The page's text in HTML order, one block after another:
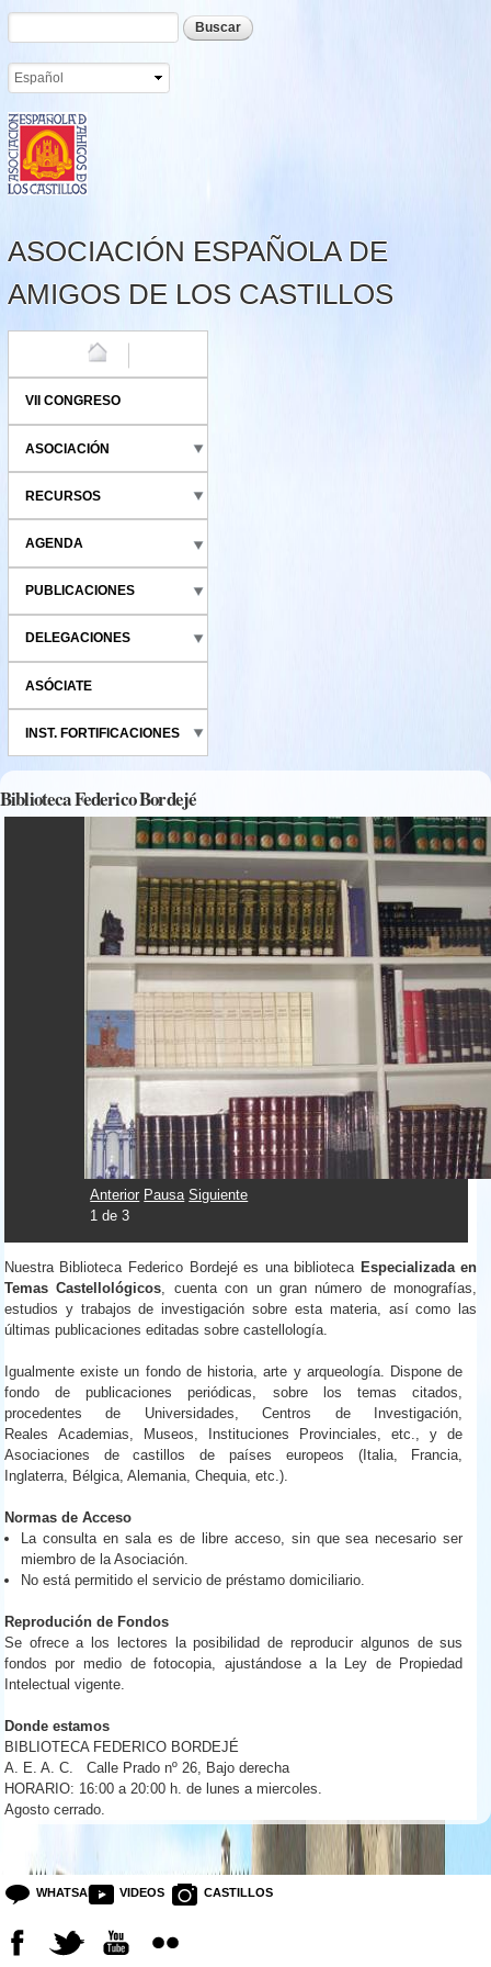
Pasar al
contenido
Formulario de búsqueda
Buscar
ASOCIACIÓN ESPAÑOLA DE
AMIGOS DE LOS CASTILLOS
VII CONGRESO
ASOCIACIÓN
RECURSOS
AGENDA
PUBLICACIONES
DELEGACIONES
ASÓCIATE
INST. FORTIFICACIONES
Biblioteca Federico Bordejé
Anterior Pausa Siguiente
1 de3
Nuestra Biblioteca Federico Bordejé es una biblioteca Especializada en
Temas Castellológicos, cuenta con un gran número de monografías,
estudios y trabajos de investigación sobre esta materia, así como las
últimas publicaciones editadas sobre castellología.
Igualmente existe un fondo de historia, arte y arqueología. Dispone de
fondo de publicaciones periódicas, sobre los temas citados,
procedentes de Universidades, Centros de Investigación,
Reales Academias, Museos, Instituciones Provinciales, etc., y de
Asociaciones de castillos de países europeos (Italia, Francia,
Inglaterra, Bélgica, Alemania, Chequia, etc.).
Normas de Acceso
La consulta en sala es de libre acceso, sin que sea necesario ser
miembro de la Asociación.
No está permitido el servicio de préstamo domiciliario.
Reprodución de Fondos
Se ofrece a los lectores la posibilidad de reproducir algunos de sus
fondos por medio de fotocopia, ajustándose a la Ley de Propiedad
Intelectual vigente.
Donde estamos
BIBLIOTECA FEDERICO BORDEJÉ
A. E. A. C. Calle Prado nº 26, Bajo derecha
HORARIO: 16:00 a 20:00 h. de lunes a miercoles.
Agosto cerrado.
WHATSAPP VIDEOS CASTILLOS